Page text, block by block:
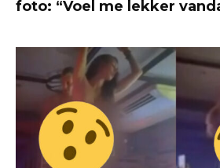
foto: “Voel me lekker